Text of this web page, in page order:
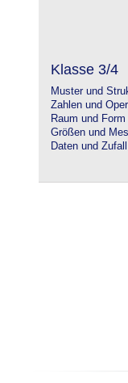
Klasse 3/4
Muster und
Zahlen und
Raum und Form
Größen und
Daten und